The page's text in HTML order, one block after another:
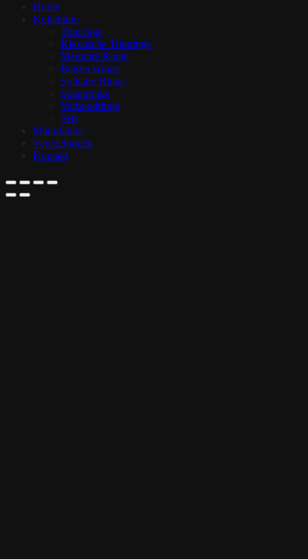
Home
Kollektion
Trauringe
Klassische Trauringe
Memoire Ringe
Beisteckringe
Solitaire Ringe
Spannringe
Verbundringe
Sets
Manufaktur
Veredelungen
Kontakt